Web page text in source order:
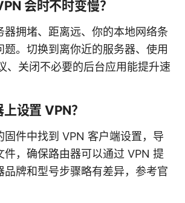
会时不时变慢？
器拥堵、距离远、你的本地网络条
题。切换到离你近的服务器、使用
、关闭不必要的后台应用能提升速
设置 VPN？
固件中找到 VPN 客户端设置，导
件，确保路由器可以通过 VPN 提
品牌和型号步骤略有差异，参考官